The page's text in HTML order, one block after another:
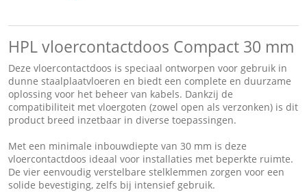
HPL vloercontactdoos Compact 30 mm
Deze vloercontactdoos is speciaal ontworpen voor gebruik in
dunne staalplaatvloeren en biedt een complete en duurzame
oplossing voor het beheer van kabels. Dankzij de
compatibiliteit met vloergoten (zowel open als verzonken) is dit
product breed inzetbaar in diverse toepassingen.
Met een minimale inbouwdiepte van 30 mm is deze
vloercontactdoos ideaal voor installaties met beperkte ruimte.
De vier eenvoudig verstelbare stelklemmen zorgen voor een
solide bevestiging, zelfs bij intensief gebruik.